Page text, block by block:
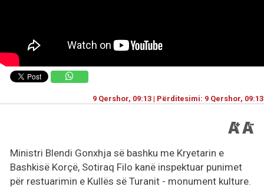
9 Qershor, 09:13 | Përditesimi: 9 Qershor, 09:13
Ministri Blendi Gonxhja së bashku me Kryetarin e
Bashkisë Korçë, Sotiraq Filo kanë inspektuar punimet
për restuarimin e Kullës së Turanit - monument kulture.